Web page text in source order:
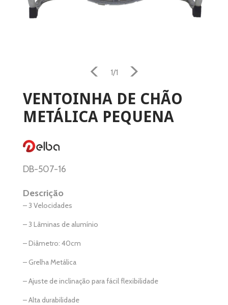
Ventilação
Eletrodomésticos
1/1
VENTOINHA DE CHÃO
METÁLICA PEQUENA
DB-507-16
Descrição
– 3 Velocidades
– 3 Lâminas de alumínio
– Diâmetro: 40cm
– Grelha Metálica
– Ajuste de inclinação para fácil flexibilidade
– Alta durabilidade